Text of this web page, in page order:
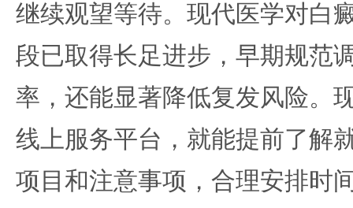
继续观望等待。现代医学对白
段已取得长足进步，早期规范
率，还能显著降低复发风险。
线上服务平台，就能提前了解
项目和注意事项，合理安排时